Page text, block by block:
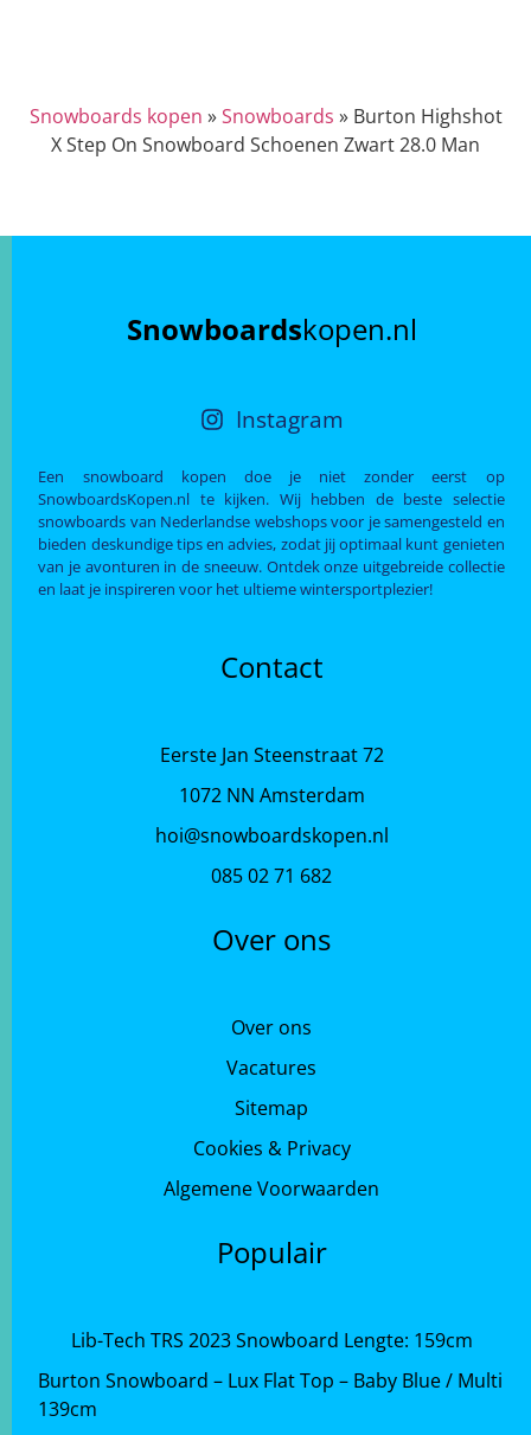
Snowboards kopen »Snowboards » Burton Highshot
X Step On Snowboard Schoenen Zwart 28.0 Man
Snowboardskopen.nl
Instagram
Een snowboard kopen doe je niet zonder eerst op
SnowboardsKopen.nl te kijken. Wij hebben de beste selectie
snowboards van Nederlandse webshops voor je samengesteld en
bieden deskundige tips en advies, zodat jij optimaal kunt genieten
van je avonturen in de sneeuw. Ontdek onze uitgebreide collectie
en laat je inspireren voor het ultieme wintersportplezier!
Contact
Eerste Jan Steenstraat 72
1072 NN Amsterdam
hoi@snowboardskopen.nl
085 02 71 682
Over ons
Over ons
Vacatures
Sitemap
Cookies & Privacy
Algemene Voorwaarden
Populair
Lib-Tech TRS 2023 Snowboard Lengte: 159cm
Burton Snowboard – Lux Flat Top – Baby Blue / Multi
139cm